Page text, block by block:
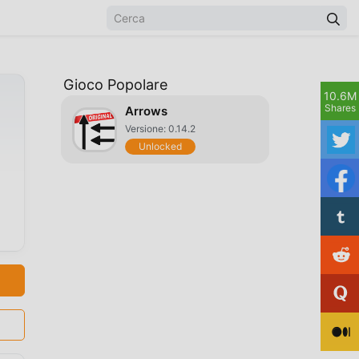
Gioco Popolare
Arrows
Versione: 0.14.2
Unlocked
10.6M
Shares